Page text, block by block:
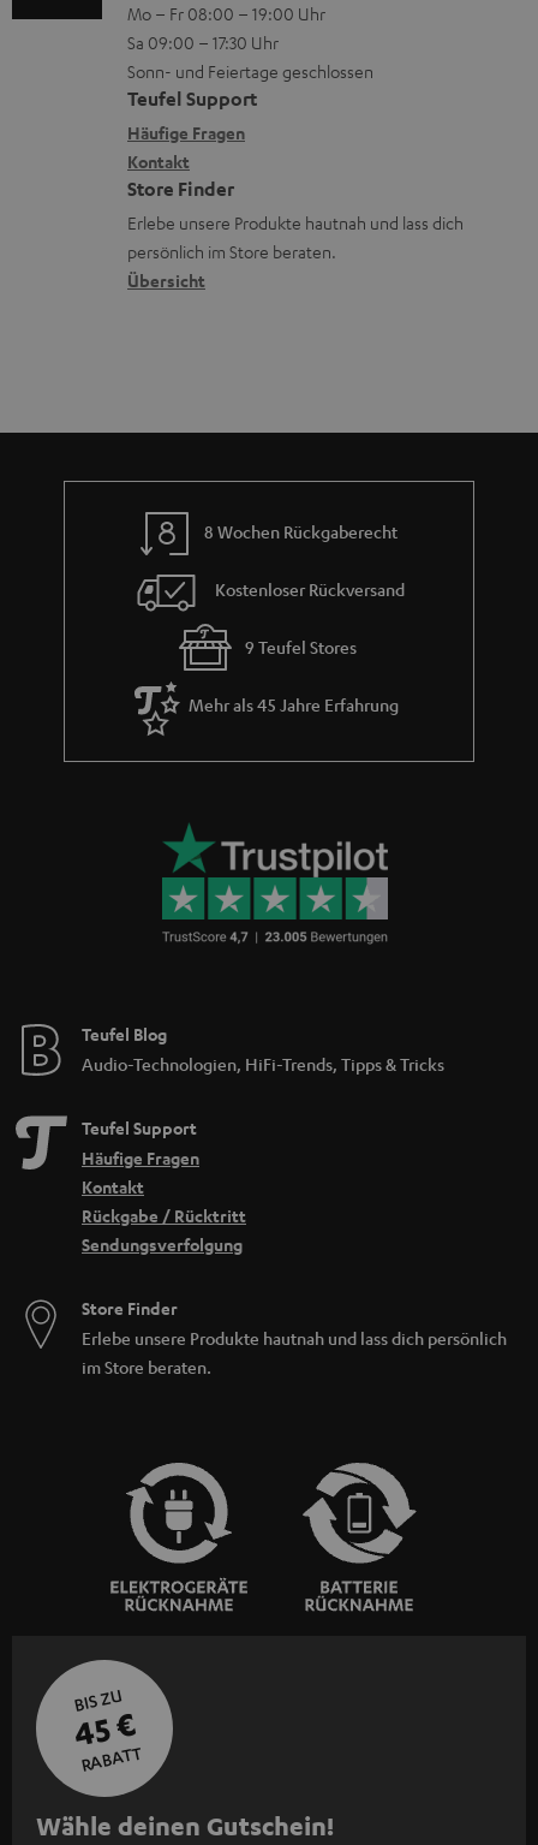
e
r
s
a
n
d
z
u
r
G
a
r
a
n
r
ä
t
e
R
ü
c
k
m
-
L
e
x
i
k
o
n
n
t
a
k
t
d
a
t
Mo – Fr 08:00 – 19:00 Uhr
Sa 09:00 – 17:30 Uhr
Sonn- und Feiertage geschlossen
Teufel Support
Häufige Fragen
Kontakt
Store Finder
Erlebe unsere Produkte hautnah und lass dich
persönlich im Store beraten.
Übersicht
8 Wochen Rückgaberecht
Kostenloser Rückversand
9 Teufel Stores
Mehr als 45 Jahre Erfahrung
Teufel Blog
Audio-Technologien, HiFi-Trends, Tipps & Tricks
Teufel Support
Häufige Fragen
Kontakt
Rückgabe / Rücktritt
Sendungsverfolgung
Store Finder
Erlebe unsere Produkte hautnah und lass dich persönlich
im Store beraten.
BIS ZU
45 €
RABATT
N
Wähle deinen Gutschein!